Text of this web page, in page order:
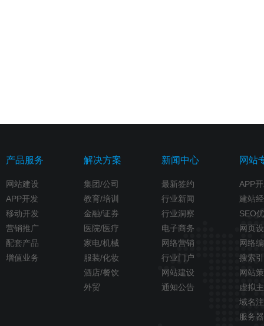
产品服务
网站建设
APP开发
移动开发
营销推广
配套产品
增值业务
解决方案
集团/公司
教育/培训
金融/证券
医院/医疗
家电/机械
服装/化妆
酒店/餐饮
外贸
新闻中心
最新签约
行业新闻
行业洞察
电子商务
网络营销
行业门户
网站建设
通知公告
网站
APP
建站
SEO
网页
网络
搜索
网站
虚拟
域名
服务器